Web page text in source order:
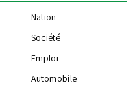
Nation
Société
Emploi
Automobile